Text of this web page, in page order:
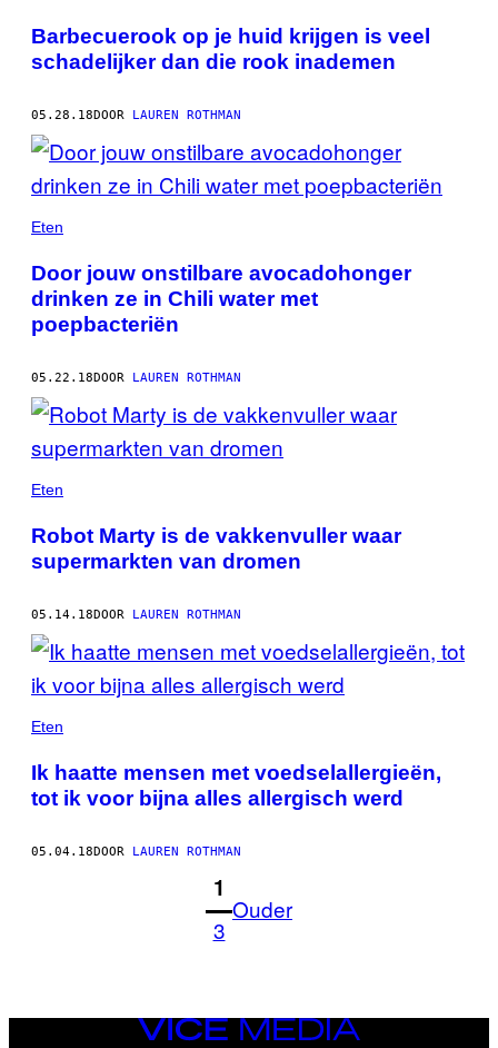
Barbecuerook op je huid krijgen is veel
schadelijker dan die rook inademen
05.28.18DOOR LAUREN ROTHMAN
Eten
Door jouw onstilbare avocadohonger
drinken ze in Chili water met
poepbacteriën
05.22.18DOOR LAUREN ROTHMAN
Eten
Robot Marty is de vakkenvuller waar
supermarkten van dromen
05.14.18DOOR LAUREN ROTHMAN
Eten
Ik haatte mensen met voedselallergieën,
tot ik voor bijna alles allergisch werd
05.04.18DOOR LAUREN ROTHMAN
1
3
Ouder
VICE
MEDIA